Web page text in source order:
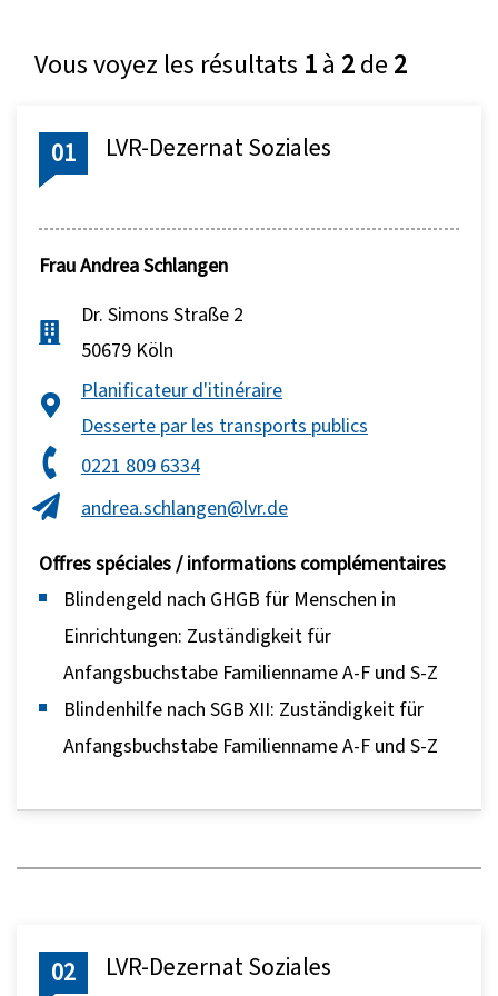
Vous voyez les résultats 1à 2de 2
01 LVR-Dezernat Soziales
FrauAndrea Schlangen
Dr. Simons Straße 2
50679 Köln
Planificateur d'itinéraire
Desserte par les transports publics
0221 809 6334
andrea.schlangen@lvr.de
Offres spéciales / informations complémentaires
Blindengeld nach GHGB für Menschen in
Einrichtungen: Zuständigkeit für
Anfangsbuchstabe Familienname A-F und S-Z
Blindenhilfe nach SGB XII: Zuständigkeit für
Anfangsbuchstabe Familienname A-F und S-Z
02 LVR-Dezernat Soziales